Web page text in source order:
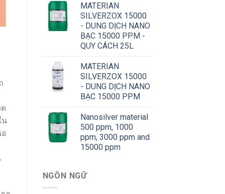
น
MATERIAN
SILVERZOX 15000
- DUNG DỊCH NANO
BẠC 15000 PPM -
QUY CÁCH 25L
MATERIAN
SILVERZOX 15000
- DUNG DỊCH NANO
BẠC 15000 PPM
Nanosilver material
500 ppm, 1000
ppm, 3000 ppm and
15000 ppm
NGÔN NGỮ